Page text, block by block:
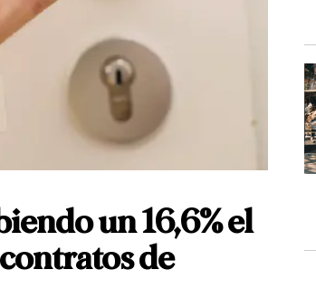
un 16,6% el
de